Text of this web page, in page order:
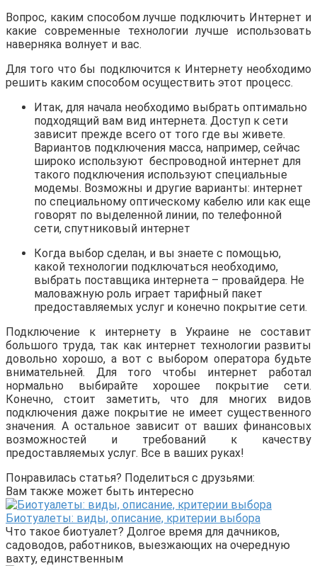
Вопрос, каким способом лучше подключить Интернет и
какие современные технологии лучше использовать
наверняка волнует и вас.
Для того что бы подключится к Интернету необходимо
решить каким способом осуществить этот процесс.
Итак, для начала необходимо выбрать оптимально
подходящий вам вид интернета. Доступ к сети
зависит прежде всего от того где вы живете.
Вариантов подключения масса, например, сейчас
широко используют беспроводной интернет для
такого подключения используют специальные
модемы. Возможны и другие варианты: интернет
по специальному оптическому кабелю или как еще
говорят по выделенной линии, по телефонной
сети, спутниковый интернет
Когда выбор сделан, и вы знаете с помощью,
какой технологии подключаться необходимо,
выбрать поставщика интернета – провайдера. Не
маловажную роль играет тарифный пакет
предоставляемых услуг и конечно покрытие сети.
Подключение к интернету в Украине не составит
большого труда, так как интернет технологии развиты
довольно хорошо, а вот с выбором оператора будьте
внимательней. Для того чтобы интернет работал
нормально выбирайте хорошее покрытие сети.
Конечно, стоит заметить, что для многих видов
подключения даже покрытие не имеет существенного
значения. А остальное зависит от ваших финансовых
возможностей и требований к качеству
предоставляемых услуг. Все в ваших руках!
Понравилась статья? Поделиться с друзьями:
Вам также может быть интересно
Биотуалеты: виды, описание, критерии выбора
Что такое биотуалет? Долгое время для дачников,
садоводов, работников, выезжающих на очередную
вахту, единственным